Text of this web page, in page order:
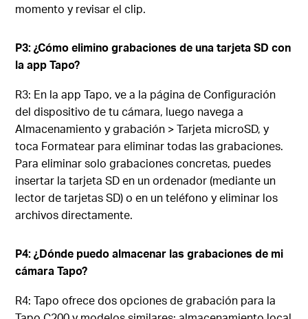
momento y revisar el clip.
P3: ¿Cómo elimino grabaciones de una tarjeta SD con
la app Tapo?
R3: En la app Tapo, ve a la página de Configuración
del dispositivo de tu cámara, luego navega a
Almacenamiento y grabación > Tarjeta microSD, y
toca Formatear para eliminar todas las grabaciones.
Para eliminar solo grabaciones concretas, puedes
insertar la tarjeta SD en un ordenador (mediante un
lector de tarjetas SD) o en un teléfono y eliminar los
archivos directamente.
P4: ¿Dónde puedo almacenar las grabaciones de mi
cámara Tapo?
R4: Tapo ofrece dos opciones de grabación para la